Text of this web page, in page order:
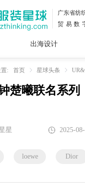
广东省纺
贸易数
出海设计
面料
花型
插画
图案
服装
设计
: 首页 星球头条
楚曦联名系列
星 2025-
loewe Dior